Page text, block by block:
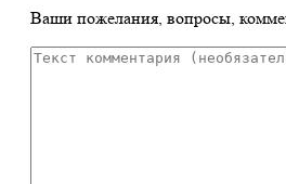
Ваши пожелания, вопросы,